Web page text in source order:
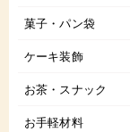
菓子・パン袋
ケーキ装飾
お茶・スナック
お手軽材料